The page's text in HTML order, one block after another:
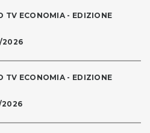
TV ECONOMIA - EDIZIONE
2026
TV ECONOMIA - EDIZIONE